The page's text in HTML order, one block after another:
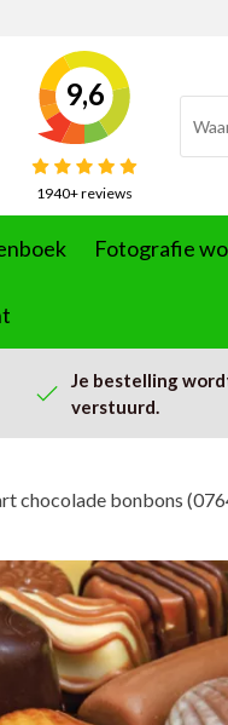
9,6
1940+ reviews
Fotografie
Je bestelling
verstuurd.
chocolade bonbons